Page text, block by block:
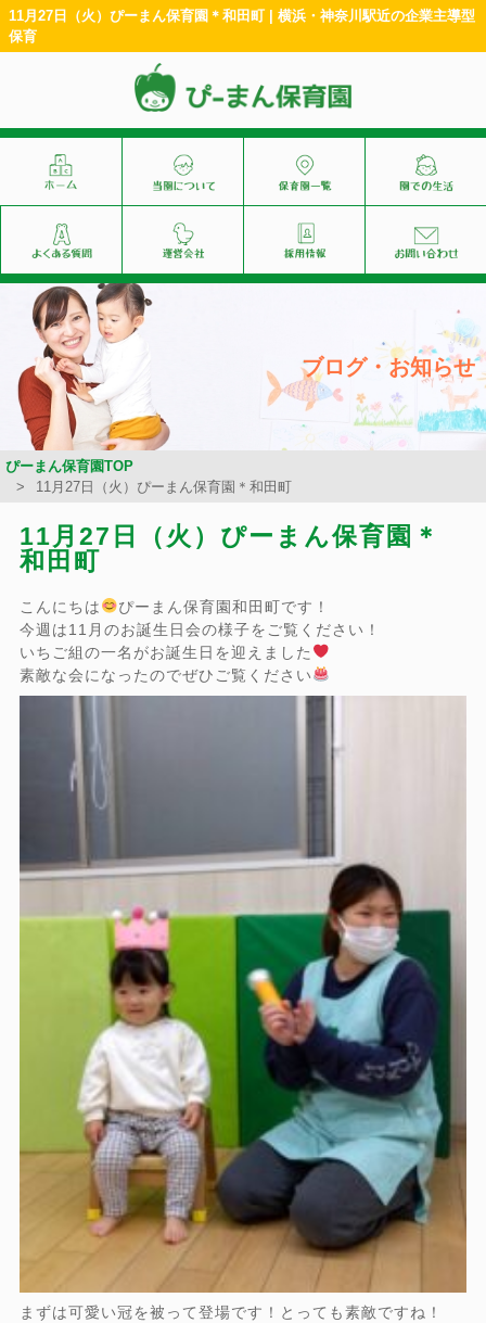
11月27日（火）ぴーまん保育園＊和田町 | 横浜・神奈川駅近の企業主導型
保育
ブログ・お知らせ
ぴーまん保育園TOP
11月27日（火）ぴーまん保育園＊和田町
11月27日（火）ぴーまん保育園＊
和田町
こんにちは
ぴーまん保育園和田町です！
今週は11月のお誕生日会の様子をご覧ください！
いちご組の一名がお誕生日を迎えました
素敵な会になったのでぜひご覧ください
まずは可愛い冠を被って登場です！とっても素敵ですね！